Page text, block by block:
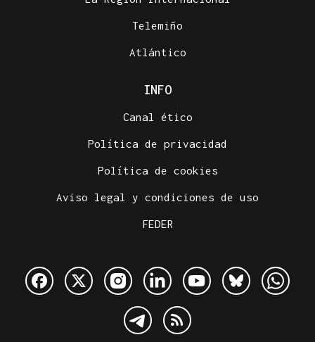
Telemiño
Atlántico
INFO
Canal ético
Política de privacidad
Política de cookies
Aviso legal y condiciones de uso
FEDER